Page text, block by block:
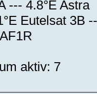
--- 4.8°E Astra
Eutelsat 3B
aktiv: 7